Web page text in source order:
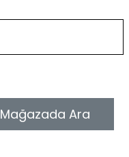
Mağazada Ara